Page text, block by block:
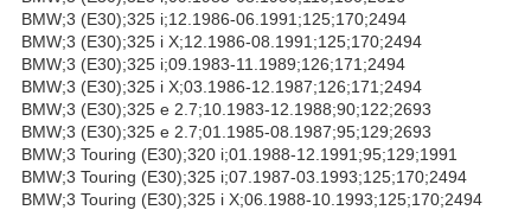
BMW;3 (E30);325 i;12.1986-06.1991;125;170;2494
BMW;3 (E30);325 i X;12.1986-08.1991;125;170;2494
BMW;3 (E30);325 i;09.1983-11.1989;126;171;2494
BMW;3 (E30);325 i X;03.1986-12.1987;126;171;2494
BMW;3 (E30);325 e 2.7;10.1983-12.1988;90;122;2693
BMW;3 (E30);325 e 2.7;01.1985-08.1987;95;129;2693
BMW;3 Touring (E30);320 i;01.1988-12.1991;95;129;1991
BMW;3 Touring (E30);325 i;07.1987-03.1993;125;170;2494
BMW;3 Touring (E30);325 i X;06.1988-10.1993;125;170;2494